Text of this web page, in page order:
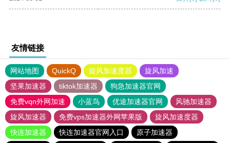
友情链接
网站地图 QuickQ 旋风加速度器
旋风加速
坚果加速器
tiktok加速器
狗急加速器官网
免费vqn外网加速
小蓝鸟 优途加速器官网
风驰加速器
旋风加速器
免费vps加速器外网苹果版
旋风加速度器
快连加速器
快连加速器官网入口
原子加速器